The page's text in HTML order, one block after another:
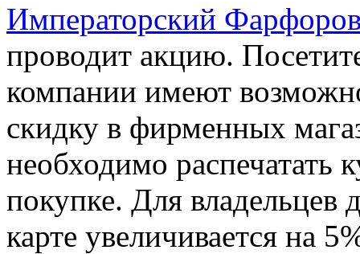
Императорский
проводит акцию.
компании имеют
скидку в фирменных
необходимо распечатать
покупке. Для владельцев
карте увеличивается на